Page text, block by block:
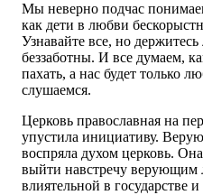
Мы неверно подчас
как дети в любви
Узнавайте все, но
беззаботны. И все думаем,
пахать, а нас будет только
слушаемся.
Церковь православная на
упустила инициативу.
воспряла духом церковь.
выйти навстречу верующим
влиятельной в государстве